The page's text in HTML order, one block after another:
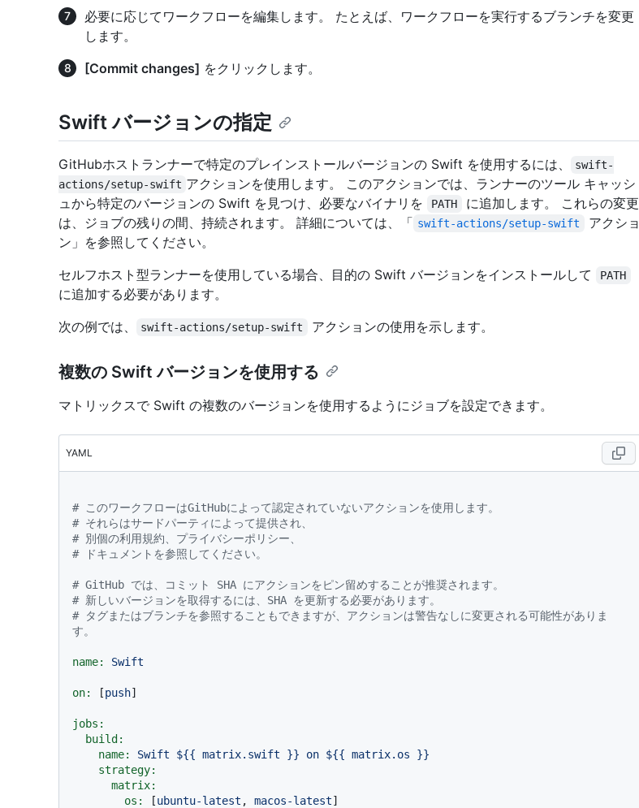
必要に応じてワークフローを編集します。 たとえば、ワークフローを実行するブランチを変更
します。
[Commit changes] をクリックします。
Swift バージョンの指定
GitHubホストランナーで特定のプレインストールバージョンの Swift を使用するには、
swift-
actions/setup-swift アクションを使用します。 このアクションでは、ランナーのツール キャッシ
ュから特定のバージョンの Swift を見つけ、必要なバイナリを
PATH
に追加します。 これらの変更
は、ジョブの残りの間、持続されます。 詳細については、「 swift-actions/setup-swift
アクショ
ン」を参照してください。
セルフホスト型ランナーを使用している場合、目的の Swift バージョンをインストールして
PATH
に追加する必要があります。
次の例では、
swift-actions/setup-swift アクションの使用を示します。
複数の Swift バージョンを使用する
マトリックスで Swift の複数のバージョンを使用するようにジョブを設定できます。
YAML
# このワークフローはGitHubによって認定されていないアクションを使用します。
# それらはサードパーティによって提供され、
# 別個の利用規約、プライバシーポリシー、
# ドキュメントを参照してください。
# GitHub では、コミット SHA にアクションをピン留めすることが推奨されます。
# 新しいバージョンを取得するには、SHA を更新する必要があります。
# タグまたはブランチを参照することもできますが、アクションは警告なしに変更される可能性がありま
す。
name: Swift
on: [push]
jobs:
build:
name:
Swift ${{ matrix.swift }} on ${{ matrix.os
}}
strategy:
matrix:
os:
[ubuntu-latest , macos-latest]